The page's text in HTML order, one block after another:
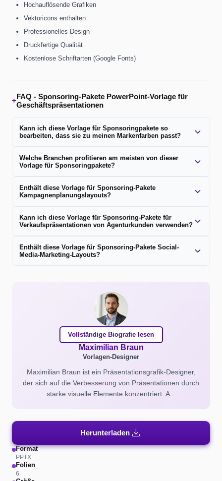
Hochauflösende Grafiken
Vektoricons enthalten
Professionelles Design
Druckfertige Qualität
Kostenlose Schriftarten (Google Fonts)
+FAQ - Sponsoring-Pakete PowerPoint-Vorlage für
Geschäftspräsentationen
Kann ich diese Vorlage für Sponsoringpakete so
bearbeiten, dass sie zu meinen Markenfarben passt?
Welche Branchen profitieren am meisten von dieser
Vorlage für Sponsoringpakete?
Enthält diese Vorlage für Sponsoring-Pakete
Kampagnenplanungslayouts?
Kann ich diese Vorlage für Sponsoring-Pakete für
Verkaufspräsentationen von Agenturkunden verwenden?
Enthält diese Vorlage für Sponsoring-Pakete Social-
Media-Marketing-Layouts?
Vollständige Biografie lesen
Maximilian Braun
Vorlagen-Designer
Maximilian Braun ist ein Präsentationsgrafik-Designer,
der sich auf die Verbesserung von Präsentationen durch
starke visuelle Elemente konzentriert. A...
Herunterladen download
Format
PPTX
Folien
6